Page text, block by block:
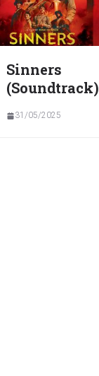
Sinners
(Soundtrack)
31/05/2025